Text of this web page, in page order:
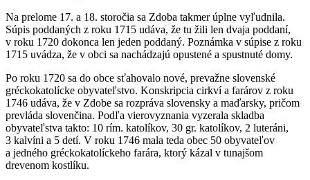
Na prelome 17. a 18. storočia sa Zdoba takmer úplne vyľudnila.
Súpis poddaných z roku 1715 udáva, že tu žili len dvaja poddaní,
v roku 1720 dokonca len jeden poddaný. Poznámka v súpise z roku
1715 uvádza, že v obci sa nachádzajú opustené a spustnuté domy.
Po roku 1720 sa do obce sťahovalo nové, prevažne slovenské
gréckokatolícke obyvateľstvo. Konskripcia cirkví a farárov z roku
1746 udáva, že v Zdobe sa rozpráva slovensky a maďarsky, pričom
prevláda slovenčina. Podľa vierovyznania vyzerala skladba
obyvateľstva takto: 10 rím. katolíkov, 30 gr. katolíkov, 2 luteráni,
3 kalvíni a 5 detí. V roku 1746 mala teda obec 50 obyvateľov
a jedného gréckokatolíckeho farára, ktorý kázal v tunajšom
drevenom kostlíku.